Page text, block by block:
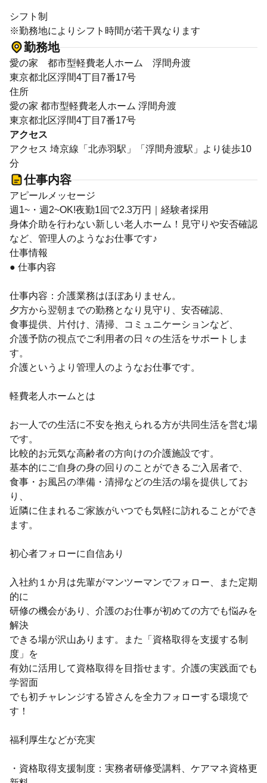
シフト制
※勤務地によりシフト時間が若干異なります
勤務地
愛の家 都市型軽費老人ホーム 浮間舟渡
東京都北区浮間4丁目7番17号
住所
愛の家 都市型軽費老人ホーム 浮間舟渡
東京都北区浮間4丁目7番17号
アクセス
アクセス 埼京線「北赤羽駅」「浮間舟渡駅」より徒歩10
分
仕事内容
アピールメッセージ
週1~・週2~OK!夜勤1回で2.3万円｜経験者採用
身体介助を行わない新しい老人ホーム！見守りや安否確認
など、管理人のようなお仕事です♪
仕事情報
● 仕事内容
仕事内容：介護業務はほぼありません。
夕方から翌朝までの勤務となり見守り、安否確認、
食事提供、片付け、清掃、コミュニケーションなど、
介護予防の視点でご利用者の日々の生活をサポートしま
す。
介護というより管理人のようなお仕事です。
軽費老人ホームとは
お一人での生活に不安を抱えられる方が共同生活を営む場
です。
比較的お元気な高齢者の方向けの介護施設です。
基本的にご自身の身の回りのことができるご入居者で、
食事・お風呂の準備・清掃などの生活の場を提供してお
り、
近隣に住まれるご家族がいつでも気軽に訪れることができ
ます。
初心者フォローに自信あり
入社約１か月は先輩がマンツーマンでフォロー、また定期
的に
研修の機会があり、介護のお仕事が初めての方でも悩みを
解決
できる場が沢山あります。また「資格取得を支援する制
度」を
有効に活用して資格取得を目指せます。介護の実践面でも
学習面
でも初チャレンジする皆さんを全力フォローする環境で
す！
福利厚生などが充実
・資格取得支援制度：実務者研修受講料、ケアマネ資格更